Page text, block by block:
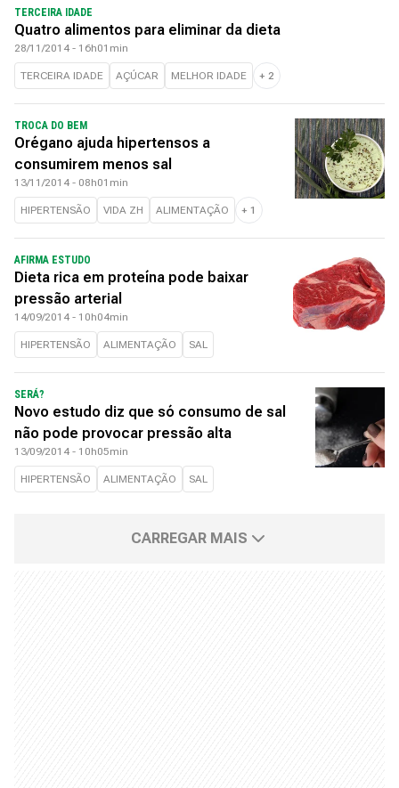
TERCEIRA IDADE
Quatro alimentos para eliminar da dieta
28/11/2014 - 16h01min
TERCEIRA IDADE AÇÚCAR MELHOR IDADE + 2
TROCA DO BEM
Orégano ajuda hipertensos a
consumirem menos sal
13/11/2014 - 08h01min
HIPERTENSÃO VIDA ZH ALIMENTAÇÃO + 1
AFIRMA ESTUDO
Dieta rica em proteína pode baixar
pressão arterial
14/09/2014 - 10h04min
HIPERTENSÃO ALIMENTAÇÃO SAL
SERÁ?
Novo estudo diz que só consumo de sal
não pode provocar pressão alta
13/09/2014 - 10h05min
HIPERTENSÃO ALIMENTAÇÃO SAL
CARREGAR MAIS